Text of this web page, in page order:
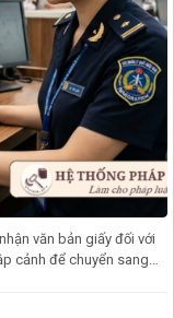
văn bản giấy đối với
cảnh để chuyển sang